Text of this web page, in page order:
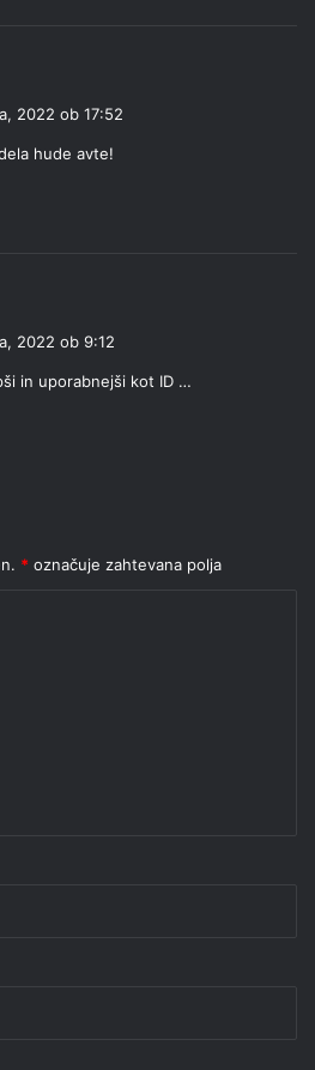
2022 ob 17:52
hude avte!
2022 ob 9:12
in uporabnejši kot ID …
* označuje zahtevana polja